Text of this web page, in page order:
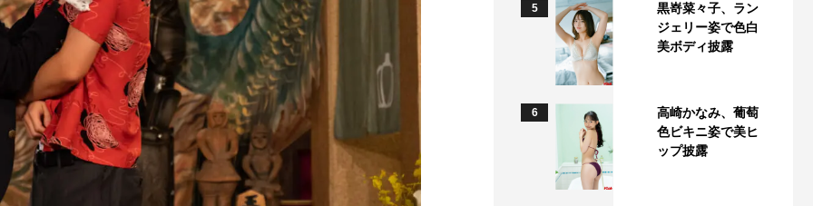
5
黒嵜菜々子、ラン
ジェリー姿で色白
美ボディ披露
6
高崎かなみ、葡萄
色ビキニ姿で美ヒ
ップ披露